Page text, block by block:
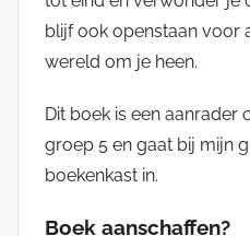
blijf ook openstaan voor
wereld om je heen.
Dit boek is een aanrader
groep 5 en gaat bij mijn
boekenkast in.
Boek aanschaffen?